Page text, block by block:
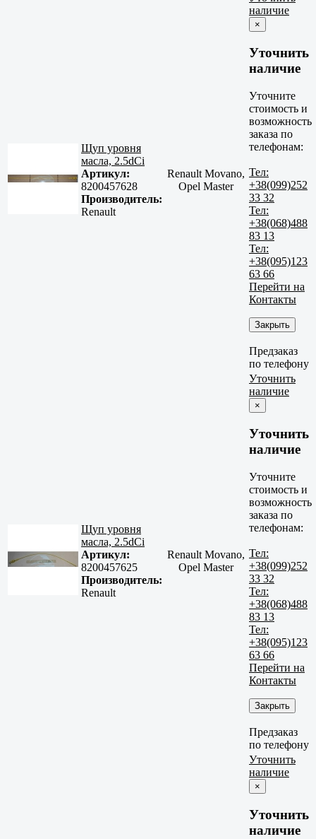
Щуп уровня
масла, 2.5dСi
Артикул:
8200457628
Производитель:
Renault
Renault Movano,
Opel Master
наличие
×
Уточнить
наличие
Уточните
стоимость и
возможность
заказа по
телефонам:
Тел:
+38(099)252
33 32
Тел:
+38(068)488
83 13
Тел:
+38(095)123
63 66
Перейти на
Контакты
Закрыть
Предзаказ
по телефону
Щуп уровня
масла, 2.5dСi
Артикул:
8200457625
Производитель:
Renault
Renault Movano,
Opel Master
Уточнить
наличие
×
Уточнить
наличие
Уточните
стоимость и
возможность
заказа по
телефонам:
Тел:
+38(099)252
33 32
Тел:
+38(068)488
83 13
Тел:
+38(095)123
63 66
Перейти на
Контакты
Закрыть
Предзаказ
по телефону
Уточнить
наличие
×
Уточнить
наличие